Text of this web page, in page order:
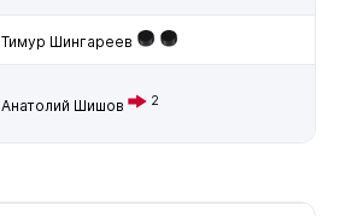
Тимур Шингареев
Анатолий Шишов 2